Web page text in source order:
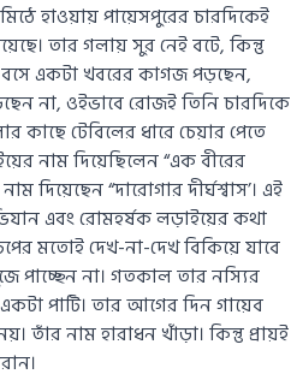
হাওয়ায় পায়েসপুরের চারদিকেই
তার গলায় সুর নেই বটে, কিন্তু
বসে একটা খবরের কাগজ পড়ছেন,
না, ওইভাবে রোজই তিনি চারদিকে
কাছে টেবিলের ধারে চেয়ার পেতে
নাম দিয়েছিলেন “এক বীরের
“দারোগার দীর্ঘশ্বাস’। এই
এবং রোমহর্ষক লড়াইয়ের কথা
মতোই দেখ-না-দেখ বিকিয়ে যাবে
পাচ্ছেন না। গতকাল তার নস্যির
পাটি। তার আগের দিন গায়েব
তাঁর নাম হারাধন খাঁড়া। কিন্তু প্রায়ই